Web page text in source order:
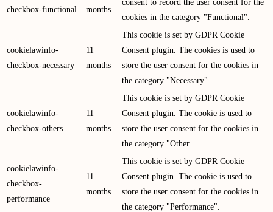
checkbox-functional
months
consent to record the user consent for the
cookies in the category "Functional".
cookielawinfo-
checkbox-necessary
11
months
This cookie is set by GDPR Cookie
Consent plugin. The cookies is used to
store the user consent for the cookies in
the category "Necessary".
cookielawinfo-
checkbox-others
11
months
This cookie is set by GDPR Cookie
Consent plugin. The cookie is used to
store the user consent for the cookies in
the category "Other.
cookielawinfo-
checkbox-
performance
11
months
This cookie is set by GDPR Cookie
Consent plugin. The cookie is used to
store the user consent for the cookies in
the category "Performance".